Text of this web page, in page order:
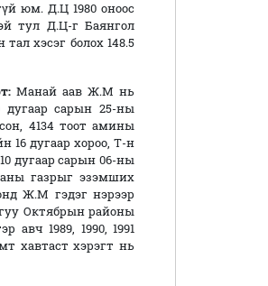
юм. Д.Ц 1980 оноос
тул Д.Ц-г Баянгол
хэсэг болох 148.5
Манай аав Ж.М нь
дугаар сарын 25-ны
4134 тоот амины
16 дугаар хороо, Т-н
дугаар сарын 06-ны
газрыг эзэмших
Ж.М гэдэг нэрээр
Октябрын районы
авч 1989, 1990, 1991
хавтаст хэрэгт нь